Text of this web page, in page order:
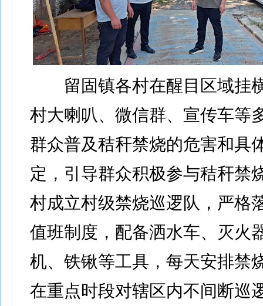
留固镇各村在醒目区域挂
村大喇叭、微信群、宣传车等
群众普及秸秆禁烧的危害和具
定，引导群众积极参与秸秆禁
村成立村级禁烧巡逻队，严格
值班制度，配备洒水车、灭火
机、铁锹等工具，每天安排禁
在重点时段对辖区内不间断巡